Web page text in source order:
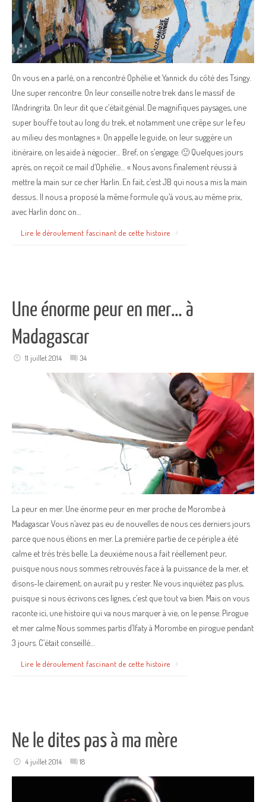
On vous en a parlé, on a rencontré Ophélie et Yannick du côté des Tsingy.
Une super rencontre. On leur conseille notre trek dans le massif de
l’Andringrita. On leur dit que c’était génial. De magnifiques paysages, une
super bouffe tout au long du trek, et notamment une crêpe sur le feu
au milieu des montagnes ». On appelle le guide, on leur suggère un
itinéraire, on les aide à négocier… Bref, on s’engage. 🙂 Quelques jours
après, on reçoit ce mail d’Ophélie… « Nous avons finalement réussi à
mettre la main sur ce cher Harlin. En fait, c’est JB qui nous a mis la main
dessus.. Il nous a proposé la même formule qu’à vous, au même prix,
avec Harlin donc on…
Lire le déroulement fascinant de cette histoire
Une énorme peur en mer… à
Madagascar
11 juillet 2014 34
La peur en mer. Une énorme peur en mer proche de Morombe à
Madagascar Vous n’avez pas eu de nouvelles de nous ces derniers jours
parce que nous étions en mer. La première partie de ce périple a été
calme et très très belle. La deuxième nous a fait réellement peur,
puisque nous nous sommes retrouvés face à la puissance de la mer, et
disons-le clairement, on aurait pu y rester. Ne vous inquiétez pas plus,
puisque si nous écrivons ces lignes, c’est que tout va bien. Mais on vous
raconte ici, une histoire qui va nous marquer à vie, on le pense. Pirogue
et mer calme Nous sommes partis d’Ifaty à Morombe en pirogue pendant
3 jours. C’était conseillé…
Lire le déroulement fascinant de cette histoire
Ne le dites pas à ma mère
4 juillet 2014 18